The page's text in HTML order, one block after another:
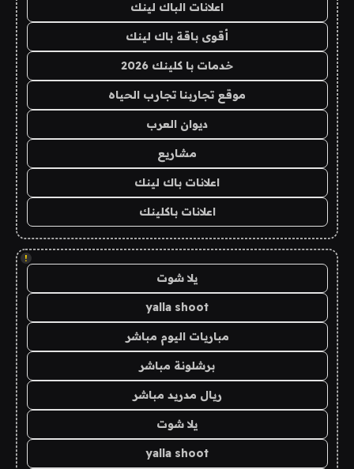
اعلانات الباك لينك
أقوى باقة باك لينك
خدمات با كلينك 2026
موقع تجاربنا تجارب الحياه
ديوان العرب
مشاريع
اعلانات باك لينك
اعلانات باكلينك
!
يلا شوت
yalla shoot
مباريات اليوم مباشر
برشلونة مباشر
ريال مدريد مباشر
يلا شوت
yalla shoot